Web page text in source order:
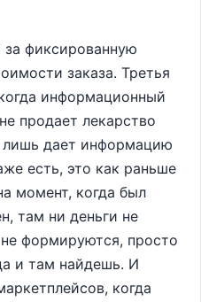
фиксированную
заказа. Третья
информационный
продает лекарство
лишь дает информацию
есть, это как раньше
момент, когда был
там ни деньги не
формируются, просто
и там найдешь. И
когда